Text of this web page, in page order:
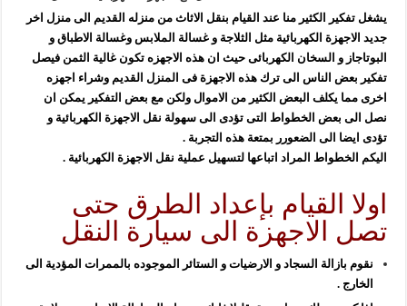
يشغل تفكير الكثير منا عند القيام بنقل الاثاث من منزله القديم الى منزل اخر
جديد الاجهزة الكهربائية مثل الثلاجة و غسالة الملابس وغسالة الاطباق و
البوتاجاز و السخان الكهربائى حيث ان هذه الاجهزه تكون غالية الثمن فيصل
تفكير بعض الناس الى ترك هذه الاجهزة فى المنزل القديم وشراء اجهزه
اخرى مما يكلف البعض الكثير من الاموال ولكن مع بعض التفكير يمكن ان
نصل الى بعض الخطواط التى تؤدى الى سهولة نقل الاجهزة الكهربائية و
تؤدى ايضا الى الضعورر بمتعة هذه التجربة .
اليكم الخطواط المراد اتباعها لتسهيل عملية نقل الاجهزة الكهربائية .
اولا القيام بإعداد الطرق حتى
تصل الاجهزة الى سيارة النقل
نقوم بازالة السجاد و الارضيات و الستائر الموجوده بالممرات المؤدية الى
الخارج .